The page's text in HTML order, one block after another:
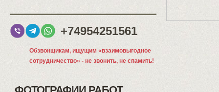
+74954251561
Обзвонщикам, ищущим «взаимовыгодное
сотрудничество» - не звонить, не спамить!